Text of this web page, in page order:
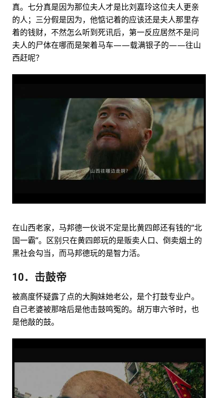
真。七分真是因为那位夫人才是比刘嘉玲这位夫人更亲
的人；三分假是因为，他惦记着的应该还是夫人那里存
着的钱财，不然怎么听到死讯后，第一反应居然不是问
夫人的尸体在哪而是架着马车——载满银子的——往山
西赶呢？
在山西老家，马邦德一伙说不定是比黄四郎还有钱的“北
国一霸”。区别只在黄四郎玩的是贩卖人口、倒卖烟土的
黑社会勾当，而马邦德玩的是智力活。
10．击鼓帝
被高度怀疑露了点的大胸妹她老公，是个打鼓专业户。
自己老婆被那啥后是他击鼓鸣冤的。胡万审六爷时，也
是他敲的鼓。